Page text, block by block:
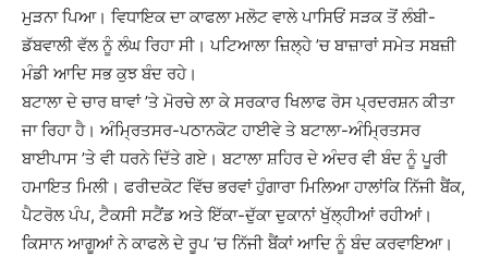
ਮੁੜਨਾ ਪਿਆ। ਵਿਧਾਇਕ ਦਾ ਕਾਫਲਾ ਮਲੋਟ ਵਾਲੇ ਪਾਸਿਓਂ ਸੜਕ ਤੋਂ ਲੰਬੀ-
ਡੱਬਵਾਲੀ ਵੱਲ ਨੂੰ ਲੰਘ ਰਿਹਾ ਸੀ। ਪਟਿਆਲਾ ਜ਼ਿਲ੍ਹੇ ’ਚ ਬਾਜ਼ਾਰਾਂ ਸਮੇਤ ਸਬਜ਼ੀ
ਮੰਡੀ ਆਦਿ ਸਭ ਕੁਝ ਬੰਦ ਰਹੇ।
ਬਟਾਲਾ ਦੇ ਚਾਰ ਥਾਵਾਂ ’ਤੇ ਮੋਰਚੇ ਲਾ ਕੇ ਸਰਕਾਰ ਖਿਲਾਫ ਰੋਸ ਪ੍ਰਦਰਸ਼ਨ ਕੀਤਾ
ਜਾ ਰਿਹਾ ਹੈ। ਅੰਮਿ੍ਰਤਸਰ-ਪਠਾਨਕੋਟ ਹਾਈਵੇ ਤੇ ਬਟਾਲਾ-ਅੰਮਿ੍ਰਤਸਰ
ਬਾਈਪਾਸ ’ਤੇ ਵੀ ਧਰਨੇ ਦਿੱਤੇ ਗਏ। ਬਟਾਲਾ ਸ਼ਹਿਰ ਦੇ ਅੰਦਰ ਵੀ ਬੰਦ ਨੂੰ ਪੂਰੀ
ਹਮਾਇਤ ਮਿਲੀ। ਫਰੀਦਕੋਟ ਵਿੱਚ ਭਰਵਾਂ ਹੁੰਗਾਰਾ ਮਿਲਿਆ ਹਾਲਾਂਕਿ ਨਿੱਜੀ ਬੈਂਕ,
ਪੈਟਰੋਲ ਪੰਪ, ਟੈਕਸੀ ਸਟੈਂਡ ਅਤੇ ਇੱਕਾ-ਦੁੱਕਾ ਦੁਕਾਨਾਂ ਖੁੱਲ੍ਹੀਆਂ ਰਹੀਆਂ।
ਕਿਸਾਨ ਆਗੂਆਂ ਨੇ ਕਾਫਲੇ ਦੇ ਰੂਪ ’ਚ ਨਿੱਜੀ ਬੈਂਕਾਂ ਆਦਿ ਨੂੰ ਬੰਦ ਕਰਵਾਇਆ।